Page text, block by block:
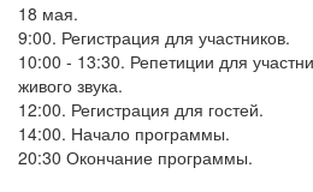
18 мая.
9:00. Регистрация для участников.
10:00 - 13:30. Репетиции для
живого звука.
12:00. Регистрация для гостей.
14:00. Начало программы.
20:30 Окончание программы.